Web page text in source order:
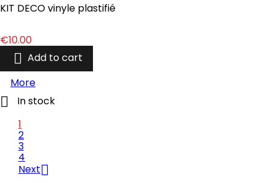
KIT DECO vinyle plastifié
Price
€10.00
 Add to cart
More

In stock
1
2
3
4
Next